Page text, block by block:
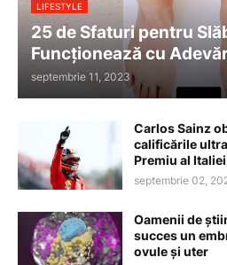
LIFESTYLE
25 de Sfaturi pentru
Funcționează cu
septembrie 11, 2023
Carlos Sainz
calificările
Premiu al Italiei
septembrie 02,
Oamenii de
succes un
ovule și uter